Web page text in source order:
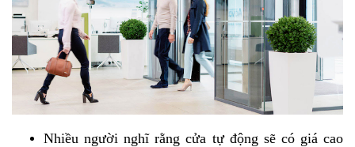
Nhiều người nghĩ rằng cửa tự động sẽ có giá cao